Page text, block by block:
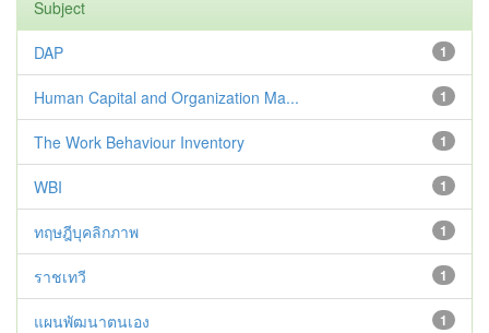
Subject
1
DAP
1
Human Capital and Organization Ma...
1
The Work Behaviour Inventory
1
WBI
1
ทฤษฎีบุคลิกภาพ
1
ราชเทวี
1
แผนพัฒนาตนเอง